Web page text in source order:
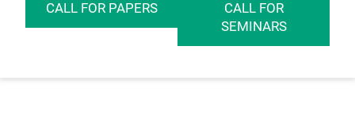
CALL FOR PAPERS
CALL FOR
SEMINARS